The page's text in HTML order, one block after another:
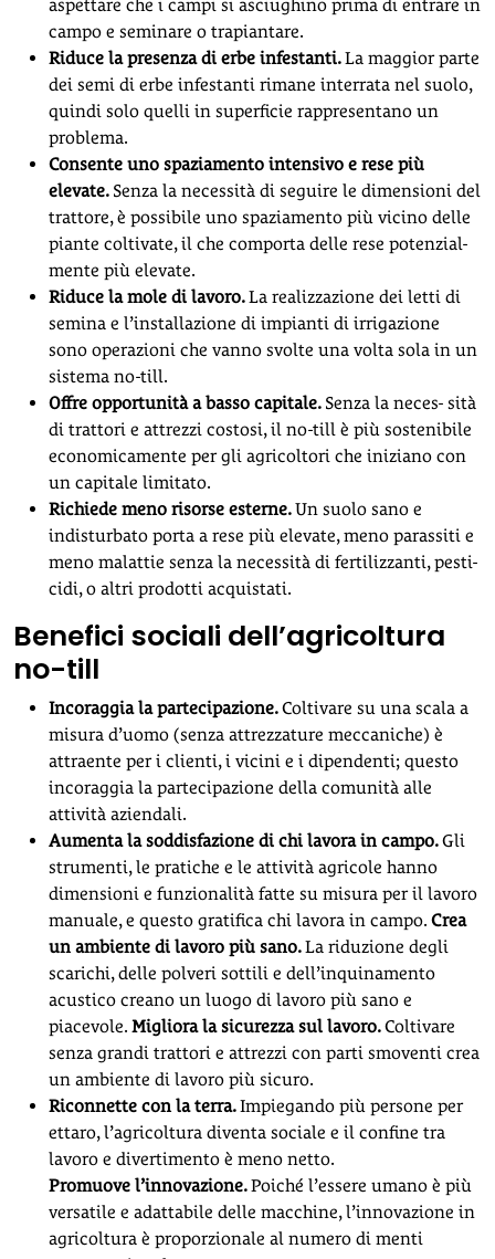
aspettare che i campi si asciughino prima di entrare in
campo e seminare o trapiantare.
Riduce la presenza di erbe infestanti.La maggior parte
dei semi di erbe infestanti rimane interrata nel suolo,
quindi solo quelli in superficie rappresentano un
problema.
Consente uno spaziamento intensivo e rese più
elevate. Senza la necessità di seguire le dimensioni del
trattore, è possibile uno spaziamento più vicino delle
piante coltivate, il che comporta delle rese potenzial-
mente più elevate.
Riduce la mole di lavoro.La realizzazione dei letti di
semina e l’installazione di impianti di irrigazione
sono operazioni che vanno svolte una volta sola in un
sistema no-till.
Offre opportunità a basso capitale. Senza la neces- sità
di trattori e attrezzi costosi, il no-till è più sostenibile
economicamente per gli agricoltori che iniziano con
un capitale limitato.
Richiede meno risorse esterne.Un suolo sano e
indisturbato porta a rese più elevate, meno parassiti e
meno malattie senza la necessità di fertilizzanti, pesti-
cidi, o altri prodotti acquistati.
Benefici sociali dell’agricoltura
no-till
Incoraggia la partecipazione.Coltivare su una scala a
misura d’uomo (senza attrezzature meccaniche) è
attraente per i clienti, i vicini e i dipendenti; questo
incoraggia la partecipazione della comunità alle
attività aziendali.
Aumenta la soddisfazione di chi lavora in campo.Gli
strumenti, le pratiche e le attività agricole hanno
dimensioni e funzionalità fatte su misura per il lavoro
manuale, e questo gratifica chi lavora in campo. Crea
un ambiente di lavoro più sano.La riduzione degli
scarichi, delle polveri sottili e dell’inquinamento
acustico creano un luogo di lavoro più sano e
piacevole. Migliora la sicurezza sul lavoro.Coltivare
senza grandi trattori e attrezzi con parti smoventi crea
un ambiente di lavoro più sicuro.
Riconnette con la terra.Impiegando più persone per
ettaro, l’agricoltura diventa sociale e il confine tra
lavoro e divertimento è meno netto.
Promuove l’innovazione.Poiché l’essere umano è più
versatile e adattabile delle macchine, l’innovazione in
agricoltura è proporzionale al numero di menti